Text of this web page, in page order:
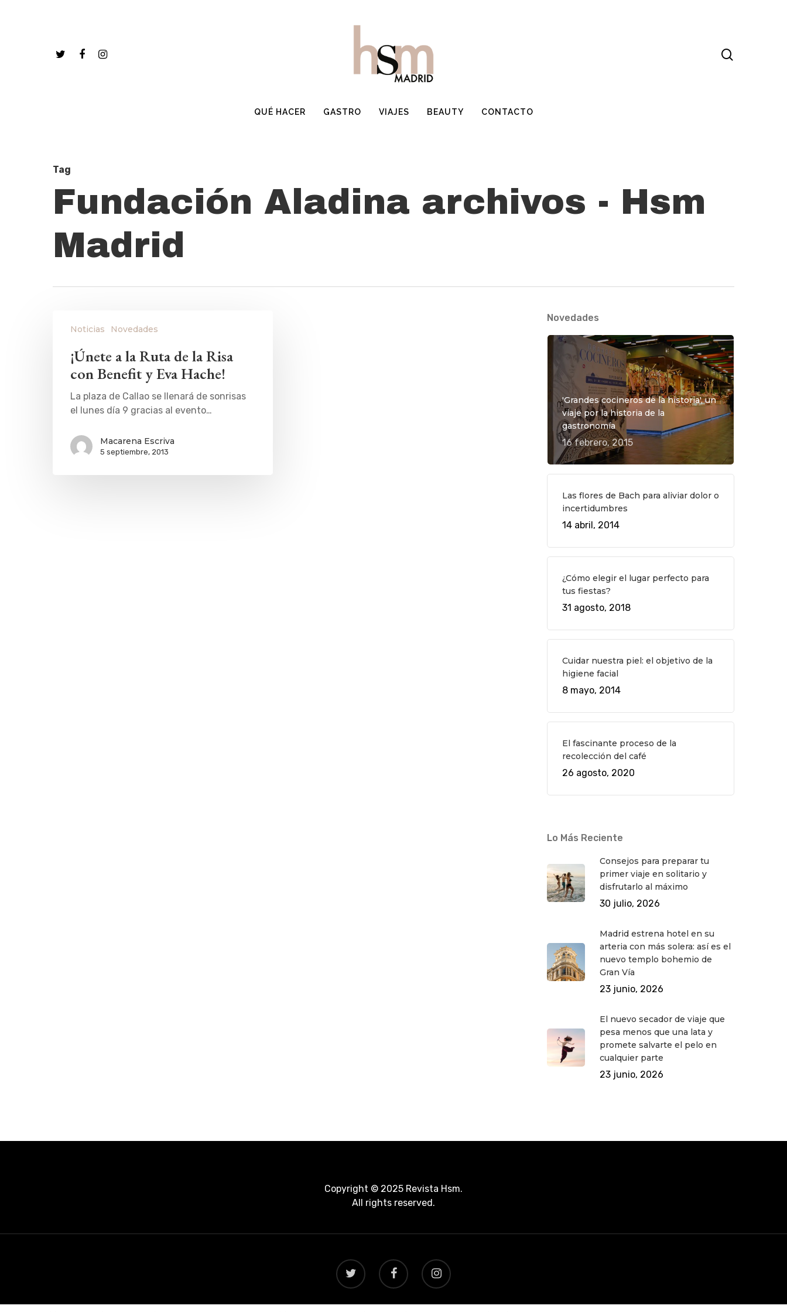
Hit enter to search or ESC to close
QUÉ HACER GASTRO VIAJES BEAUTY CONTACTO
Tag
Fundación Aladina archivos - Hsm
Madrid
Noticias Novedades
¡Únete a la Ruta de la Risa
con Benefit y Eva Hache!
La plaza de Callao se llenará de sonrisas
el lunes día 9 gracias al evento…
Macarena Escriva
5 septiembre, 2013
Novedades
'Grandes cocineros de la historia', un
viaje por la historia de la
gastronomía
16 febrero, 2015
Las flores de Bach para aliviar dolor o
incertidumbres
14 abril, 2014
¿Cómo elegir el lugar perfecto para
tus fiestas?
31 agosto, 2018
Cuidar nuestra piel: el objetivo de la
higiene facial
8 mayo, 2014
El fascinante proceso de la
recolección del café
26 agosto, 2020
Lo Más Reciente
Consejos para preparar tu
primer viaje en solitario y
disfrutarlo al máximo
30 julio, 2026
Madrid estrena hotel en su
arteria con más solera: así es el
nuevo templo bohemio de
Gran Vía
23 junio, 2026
El nuevo secador de viaje que
pesa menos que una lata y
promete salvarte el pelo en
cualquier parte
23 junio, 2026
Copyright © 2025 Revista Hsm.
All rights reserved.